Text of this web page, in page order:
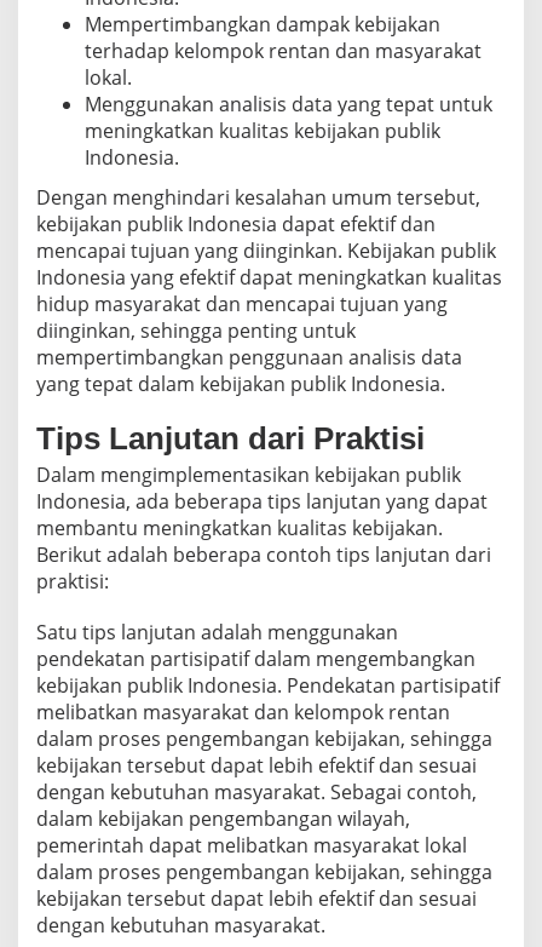
Mempertimbangkan dampak kebijakan
terhadap kelompok rentan dan masyarakat
lokal.
Menggunakan analisis data yang tepat untuk
meningkatkan kualitas kebijakan publik
Indonesia.
Dengan menghindari kesalahan umum tersebut,
kebijakan publik Indonesia dapat efektif dan
mencapai tujuan yang diinginkan. Kebijakan publik
Indonesia yang efektif dapat meningkatkan kualitas
hidup masyarakat dan mencapai tujuan yang
diinginkan, sehingga penting untuk
mempertimbangkan penggunaan analisis data
yang tepat dalam kebijakan publik Indonesia.
Tips Lanjutan dari Praktisi
Dalam mengimplementasikan kebijakan publik
Indonesia, ada beberapa tips lanjutan yang dapat
membantu meningkatkan kualitas kebijakan.
Berikut adalah beberapa contoh tips lanjutan dari
praktisi:
Satu tips lanjutan adalah menggunakan
pendekatan partisipatif dalam mengembangkan
kebijakan publik Indonesia. Pendekatan partisipatif
melibatkan masyarakat dan kelompok rentan
dalam proses pengembangan kebijakan, sehingga
kebijakan tersebut dapat lebih efektif dan sesuai
dengan kebutuhan masyarakat. Sebagai contoh,
dalam kebijakan pengembangan wilayah,
pemerintah dapat melibatkan masyarakat lokal
dalam proses pengembangan kebijakan, sehingga
kebijakan tersebut dapat lebih efektif dan sesuai
dengan kebutuhan masyarakat.